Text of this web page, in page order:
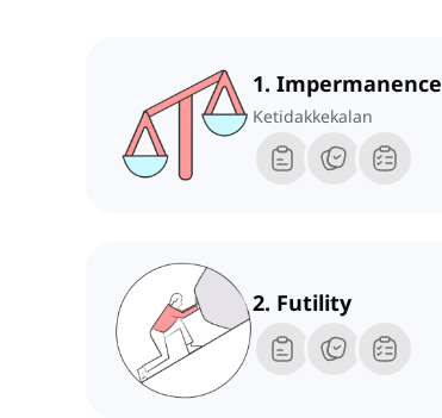
1. Impermanence
Ketidakkekalan
2. Futility